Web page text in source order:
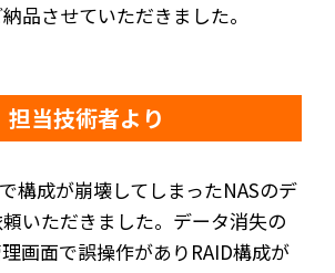
品させていただきました。
担当技術者より
構成が崩壊してしまったNASのデ
いただきました。データ消失の
画面で誤操作がありRAID構成が